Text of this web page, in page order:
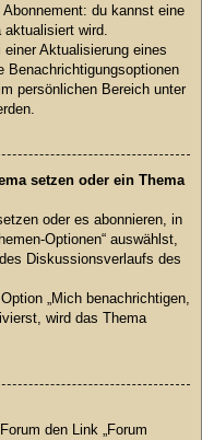
du kannst eine
wird.
Aktualisierung eines
Benachrichtigungsoptionen
persönlichen Bereich unter
setzen oder ein Thema
oder es abonnieren, in
Optionen“ auswählst,
Diskussionsverlaufs des
„Mich benachrichtigen,
wird das Thema
den Link „Forum